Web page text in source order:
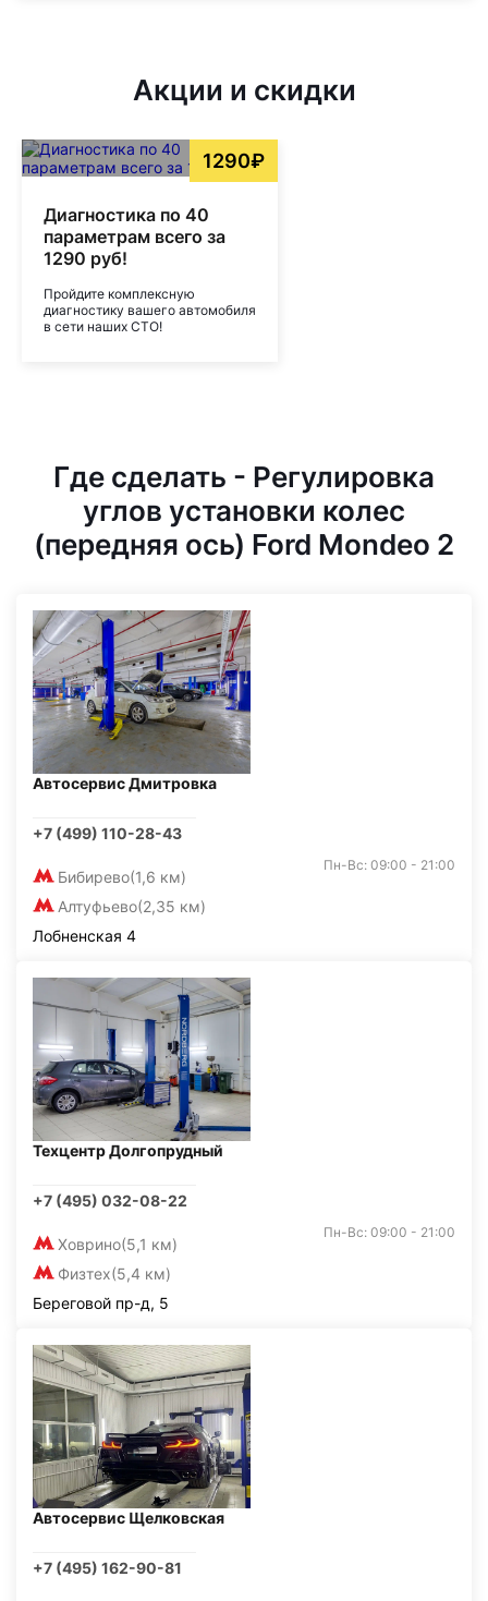
Акции и скидки
1290₽
Диагностика по 40
параметрам всего за
1290 руб!
Пройдите комплексную
диагностику вашего автомобиля
в сети наших СТО!
Где сделать - Регулировка
углов установки колес
(передняя ось) Ford Mondeo 2
Автосервис Дмитровка
+7 (499) 110-28-43
Бибирево(1,6 км)
Алтуфьево(2,35 км)
Пн-Вс: 09:00 - 21:00
Лобненская 4
Техцентр Долгопрудный
+7 (495) 032-08-22
Ховрино(5,1 км)
Физтех(5,4 км)
Пн-Вс: 09:00 - 21:00
Береговой пр-д, 5
Автосервис Щелковская
+7 (495) 162-90-81